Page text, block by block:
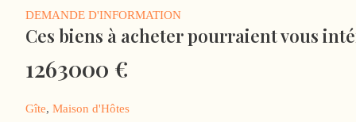
DEMANDE D'INFORMATION
Ces biens à acheter pourraient vous
1263000 €
Gîte, Maison d'Hôtes